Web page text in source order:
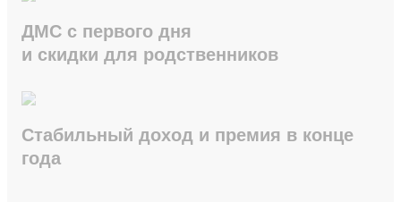
ДМС с первого дня
и скидки для родственников
Стабильный доход и премия в конце
года